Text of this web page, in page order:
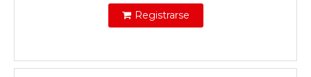
Registrarse